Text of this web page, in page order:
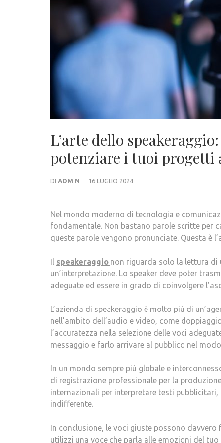
L’arte dello
potenziare i tuoi progetti
DI ADMIN 16 LUGLIO 2024
Nel mondo moderno di tecnologia e
fondamentale. Non bastano parole scritte per
queste parole vengono pronunciate. Questa è
Il speakeraggio non riguarda solo la lettura di
un’interpretazione. Lo speaker deve poter
adeguate ed essere in grado di coinvolgere
L’azienda di speakeraggio è molto più di
nell’ambito dell’audio e video, come
l’accuratezza nella selezione delle voci
messaggio e farlo arrivare al pubblico nel
In un mondo sempre più globale e
di registrazione professionale per la
internazionali per interpretare testi
indifferente.
In conclusione, le voci giuste possono
utilizzi una voce che parla alle emozioni del